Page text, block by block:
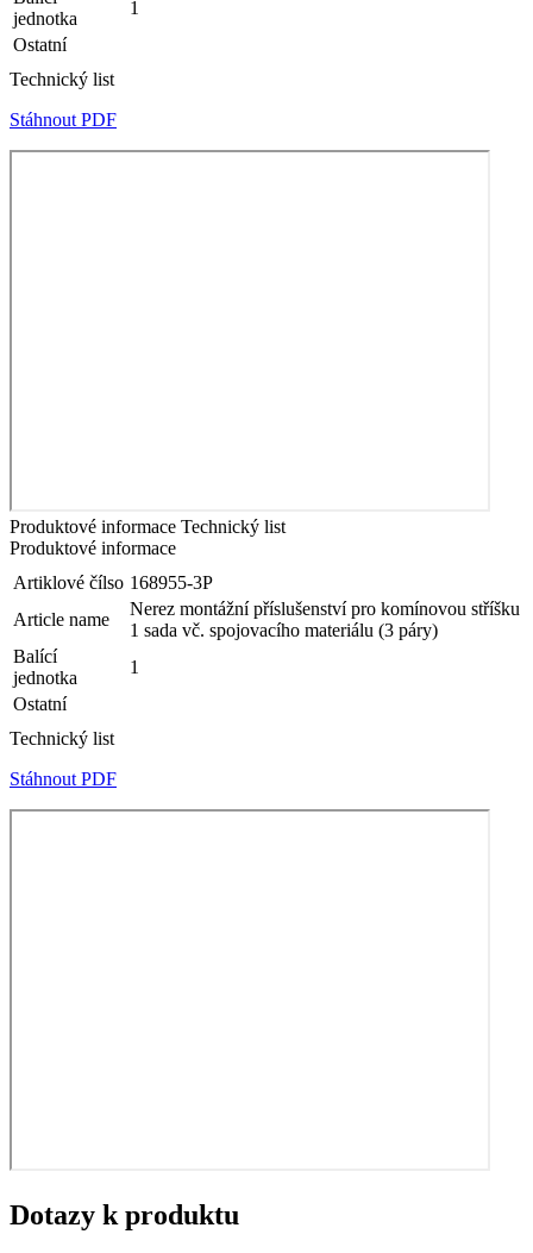
jednotka
1
Ostatní
Technický list
Stáhnout PDF
Produktové informace Technický list
Produktové informace
Artiklové čílso 168955-3P
Article name
Nerez montážní příslušenství pro komínovou stříšku
1 sada vč. spojovacího materiálu (3 páry)
Balící
jednotka
1
Ostatní
Technický list
Stáhnout PDF
Dotazy k produktu